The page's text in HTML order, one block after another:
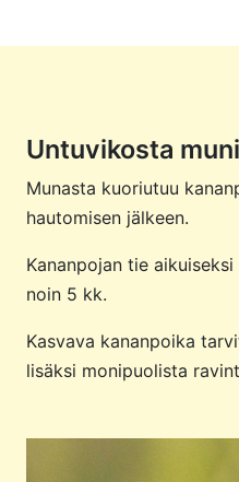
Untuvikosta
Munasta kuoriutuu
hautomisen jälkeen.
Kananpojan tie
noin 5 kk.
Kasvava kananpoika
lisäksi monipuolista